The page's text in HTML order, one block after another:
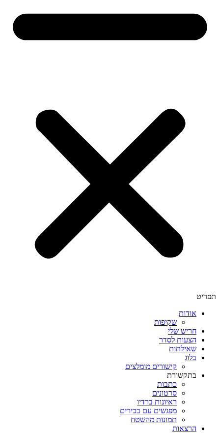
תפריט
אודות
שקיפות
חריש שלי
הצעות לסדר
שאילתות
בלוג
קישורים מומלצים
בתקשורת
כתבות
סרטונים
ראיונות ברדיו
מפגשים עם בכירים
תמונות מהשטח
הרצאות